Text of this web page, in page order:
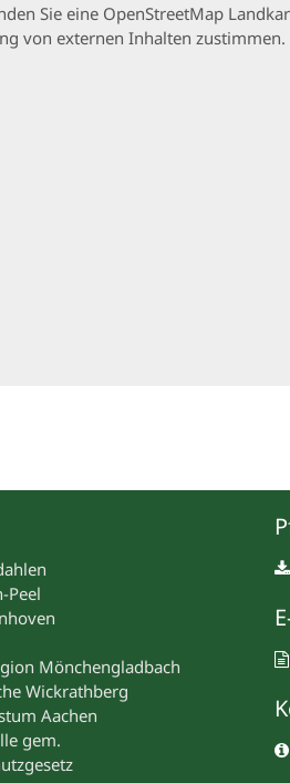
Sie eine OpenStreetMap
von externen Inhalten zustimmen.
Peel
Mönchengladbach
Wickrathberg
Aachen
gem.